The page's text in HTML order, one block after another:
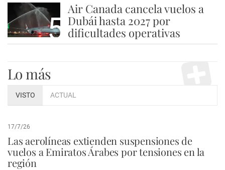
5
Air Canada cancela vuelos a
Dubái hasta 2027 por
dificultades operativas
Lo más
VISTO ACTUAL
17/7/26
Las aerolíneas extienden suspensiones de
vuelos a Emiratos Árabes por tensiones en la
región